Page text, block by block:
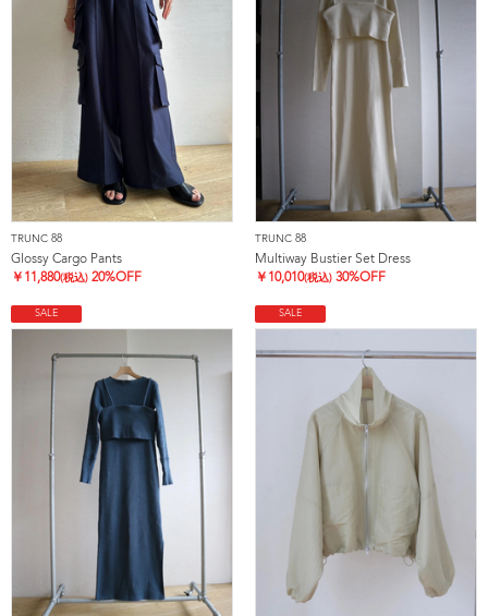
TRUNC 88
Glossy Cargo Pants
￥ 11,880(税込) 20%OFF
TRUNC 88
Multiway Bustier Set Dress
￥ 10,010(税込) 30%OFF
SALE SALE